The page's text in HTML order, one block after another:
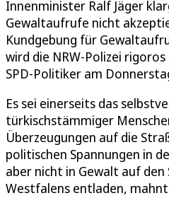
Innenminister Ralf Jäger
Gewaltaufrufe nicht
Kundgebung für
wird die NRW-Polizei
SPD-Politiker am
Es sei einerseits das
türkischstämmiger
Überzeugungen auf die
politischen Spannungen in
aber nicht in Gewalt auf
Westfalens entladen,